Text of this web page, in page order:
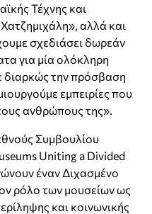
Τέχνης και
αλλά και
σχεδιάσει δωρεάν
για μία ολόκληρη
διαρκώς την πρόσβαση
εμπειρίες που
ανθρώπους της».
Συμβουλίου
Uniting a Divided
έναν Διχασμένο
ρόλο των μουσείων ως
και κοινωνικής